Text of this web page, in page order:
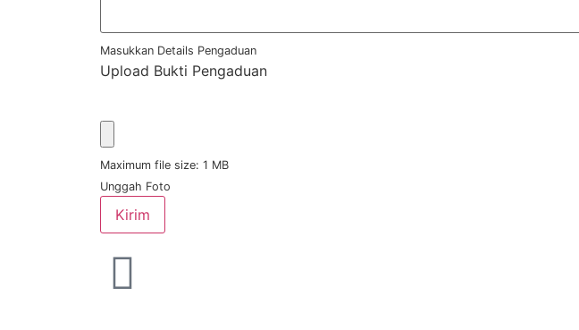
Masukkan Details Pengaduan
Upload Bukti Pengaduan
Maximum file size: 1 MB
Unggah Foto
Kirim